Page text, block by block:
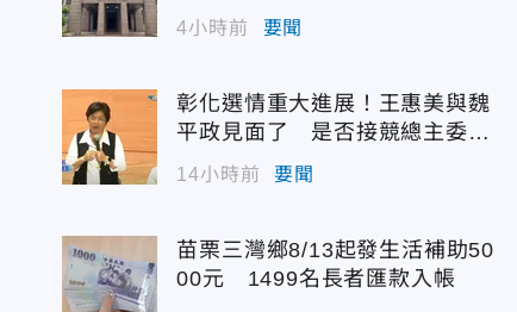
配額
4小時前 要聞
彰化選情重大進展！王惠美與魏
平政見面了 是否接競總主委態
度曝光
14小時前 要聞
苗栗三灣鄉8/13起發生活補助50
00元 1499名長者匯款入帳